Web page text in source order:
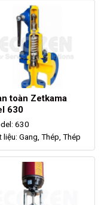
toàn Zetkama
630
630
liệu: Gang, Thép, Thép
chống axit
thước: DN20 – DN400
nối: Bích
suất làm việc: PN16,
PN63, PN100
độ tối đa: 400°C